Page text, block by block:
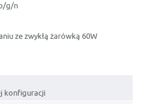
g/n
ze zwykłą żarówką 60W
konfiguracji